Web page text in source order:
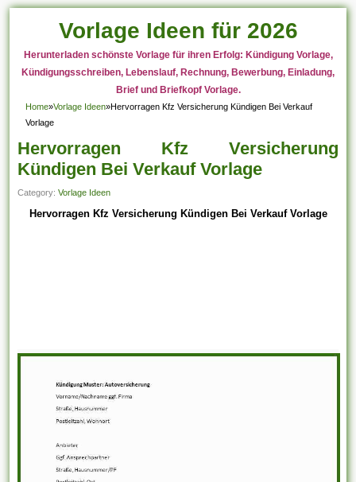
Vorlage Ideen für 2026
Herunterladen schönste Vorlage für ihren Erfolg: Kündigung Vorlage,
Kündigungsschreiben, Lebenslauf, Rechnung, Bewerbung, Einladung,
Brief und Briefkopf Vorlage.
Home»Vorlage Ideen»Hervorragen Kfz Versicherung Kündigen Bei Verkauf
Vorlage
Hervorragen Kfz Versicherung
Kündigen Bei Verkauf Vorlage
Category:Vorlage Ideen
Hervorragen Kfz Versicherung Kündigen Bei Verkauf Vorlage